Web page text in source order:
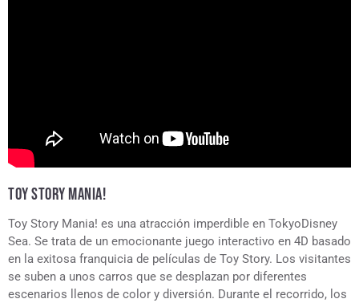
TOY STORY MANIA!
Toy Story Mania! es una atracción imperdible en TokyoDisney
Sea. Se trata de un emocionante juego interactivo en 4D basado
en la exitosa franquicia de películas de Toy Story. Los visitantes
se suben a unos carros que se desplazan por diferentes
escenarios llenos de color y diversión. Durante el recorrido, los